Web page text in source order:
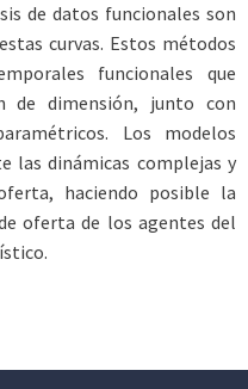
de datos funcionales son
curvas. Estos métodos
funcionales que
de dimensión, junto con
Los modelos
las dinámicas complejas y
haciendo posible la
oferta de los agentes del